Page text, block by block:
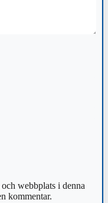
webbplats i denna
kommentar.